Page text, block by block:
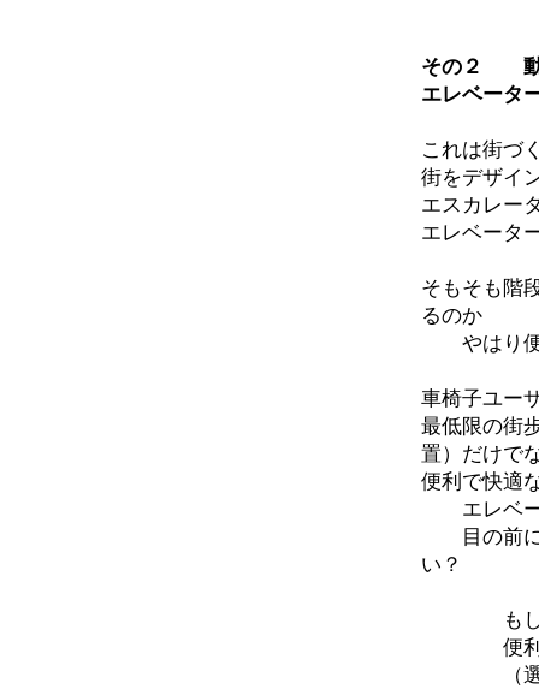
その２ 動
エレベータ
これは街づ
街をデザイ
エスカレー
エレベータ
そもそも階
るのか
やはり便
車椅子ユ
最低限の街
置）だけで
便利で快適
エレベー
目の前に
い？
もし車
便利なエ
（選択